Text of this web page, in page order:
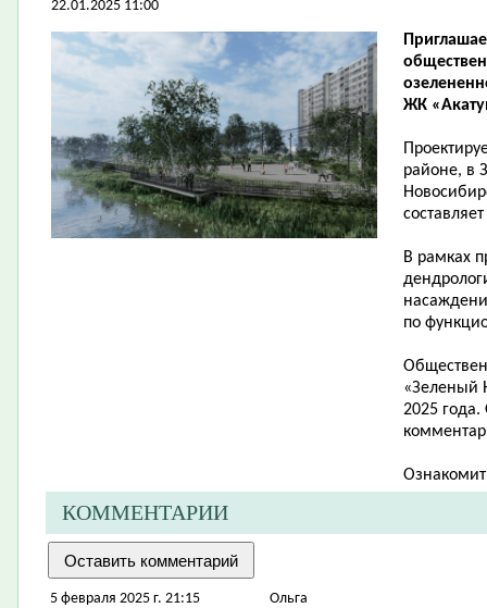
22.01.2025 11:00
ЖК
районе, в
В рамках
по
«Зеленый
2025
КОММЕНТАРИИ
5 февраля 2025 г. 21:15
Ольга